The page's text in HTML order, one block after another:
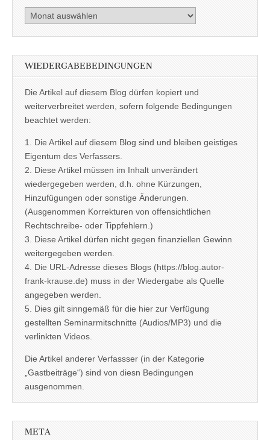
Archiv
WIEDERGABEBEDINGUNGEN
Die Artikel auf diesem Blog dürfen kopiert und
weiterverbreitet werden, sofern folgende Bedingungen
beachtet werden:
1. Die Artikel auf diesem Blog sind und bleiben geistiges
Eigentum des Verfassers.
2. Diese Artikel müssen im Inhalt unverändert
wiedergegeben werden, d.h. ohne Kürzungen,
Hinzufügungen oder sonstige Änderungen.
(Ausgenommen Korrekturen von offensichtlichen
Rechtschreibe- oder Tippfehlern.)
3. Diese Artikel dürfen nicht gegen finanziellen Gewinn
weitergegeben werden.
4. Die URL-Adresse dieses Blogs (https://blog.autor-
frank-krause.de) muss in der Wiedergabe als Quelle
angegeben werden.
5. Dies gilt sinngemäß für die hier zur Verfügung
gestellten Seminarmitschnitte (Audios/MP3) und die
verlinkten Videos.
Die Artikel anderer Verfassser (in der Kategorie
„Gastbeiträge“) sind von diesn Bedingungen
ausgenommen.
META